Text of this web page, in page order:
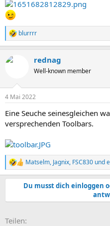
R
e
k
e
:
blurrrr
rednag
Well-known member
4 Mai 2022
Eine Seuche seinesgleichen
versprechenden Toolbars.
R
e
a
i
n
Matselm, Jagnix, FSC830 und
Du musst dich einloggen
Teilen: